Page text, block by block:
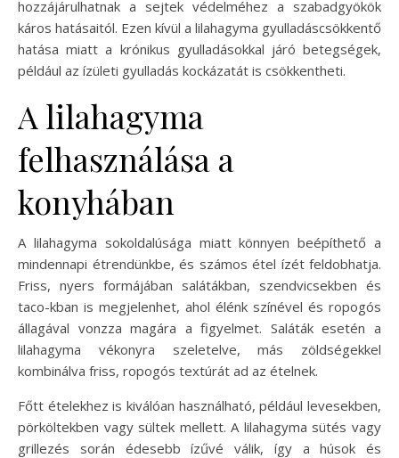
hozzájárulhatnak a sejtek védelméhez a szabadgyökök
káros hatásaitól. Ezen kívül a lilahagyma gyulladáscsökkentő
hatása miatt a krónikus gyulladásokkal járó betegségek,
például az ízületi gyulladás kockázatát is csökkentheti.
A lilahagyma
felhasználása a
konyhában
A lilahagyma sokoldalúsága miatt könnyen beépíthető a
mindennapi étrendünkbe, és számos étel ízét feldobhatja.
Friss, nyers formájában salátákban, szendvicsekben és
taco-kban is megjelenhet, ahol élénk színével és ropogós
állagával vonzza magára a figyelmet. Saláták esetén a
lilahagyma vékonyra szeletelve, más zöldségekkel
kombinálva friss, ropogós textúrát ad az ételnek.
Főtt ételekhez is kiválóan használható, például levesekben,
pörköltekben vagy sültek mellett. A lilahagyma sütés vagy
grillezés során édesebb ízűvé válik, így a húsok és